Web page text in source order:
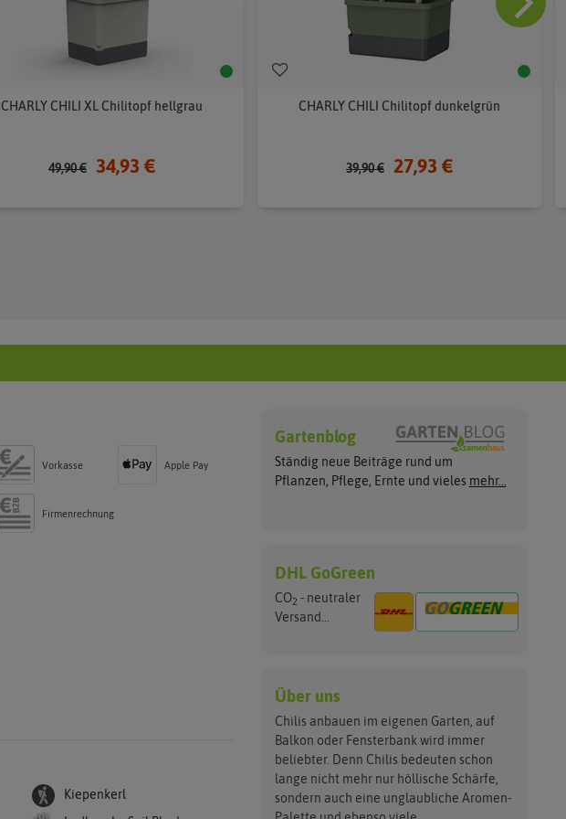
CHARLY CHILI XL Chilitopf hellgrau
49,90 € 34,93 €
CHARLY CHILI Chilitopf dunkelgrün
39,90 € 27,93 €
Vorkasse Apple Pay
Firmenrechnung
Kiepenkerl
Gartenblog
Ständig neue Beiträge rund um
Pflanzen, Pflege, Ernte und vieles mehr...
DHL GoGreen
CO2 - neutraler
Versand...
Über uns
Chilis anbauen im eigenen Garten, auf
Balkon oder Fensterbank wird immer
beliebter. Denn Chilis bedeuten schon
lange nicht mehr nur höllische Schärfe,
sondern auch eine unglaubliche Aromen-